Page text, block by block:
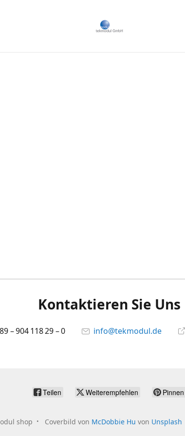
Kontaktieren Sie Uns
– 904 118 29 – 0 info@tekmodul.de
Teilen Weiterempfehlen Pinnen
shop Coverbild von McDobbie Hu von Unsplash